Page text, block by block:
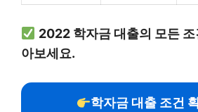
2022 학자금 대출의 모든
아보세요.
학자금 대출 조건